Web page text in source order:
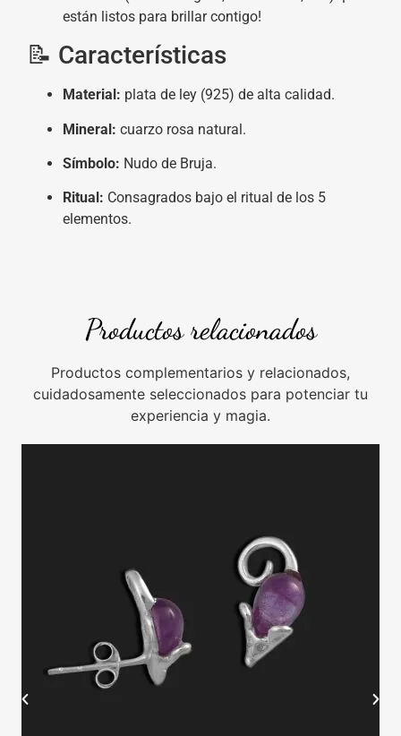
están listos para brillar contigo!
📝 Características
Material: plata de ley (925) de alta calidad.
Mineral: cuarzo rosa natural.
Símbolo: Nudo de Bruja.
Ritual: Consagrados bajo el ritual de los 5
elementos.
Productos relacionados
Productos complementarios y relacionados,
cuidadosamente seleccionados para potenciar tu
experiencia y magia.